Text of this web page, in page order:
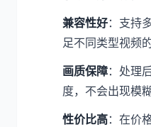
兼容性好：支持
足不同类型视频
画质保障：处理
度，不会出现模
性价比高：在价